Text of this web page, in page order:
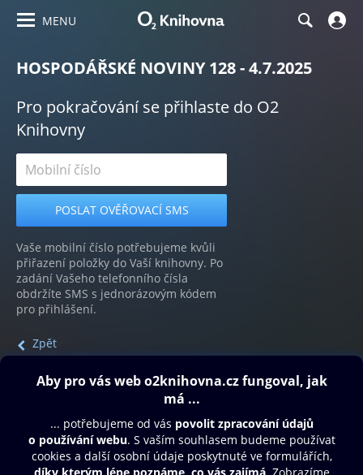
MENU
HOSPODÁŘSKÉ NOVINY 128 - 4.7.2025
Pro pokračování se přihlaste do O2
Knihovny
Vaše mobilní číslo potřebujeme kvůli
přiřazení položky do Vaší knihovny. Po
zadání Vašeho telefonního čísla
obdržíte SMS s jednorázovým kódem
pro přihlášení.
Zpět
Obsah ke stažení
Moje O2 Knihovna